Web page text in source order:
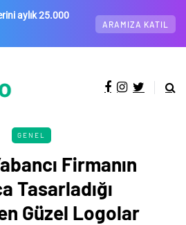
aylık 25.000
ARAMIZA KATIL
GENEL
Firmanın
Tasarladığı
Güzel Logolar